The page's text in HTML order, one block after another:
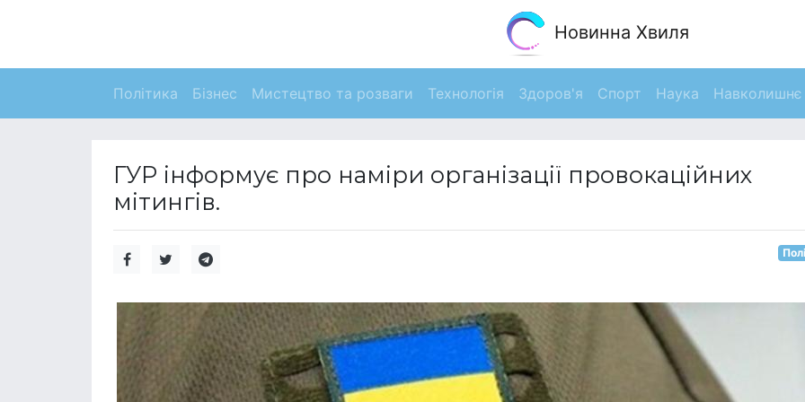
Новинна Хвиля
Політика Бізнес Мистецтво та розваги Технологія Здоров'я Спорт Наука
ГУР інформує про наміри організації провокаційних
мітингів.